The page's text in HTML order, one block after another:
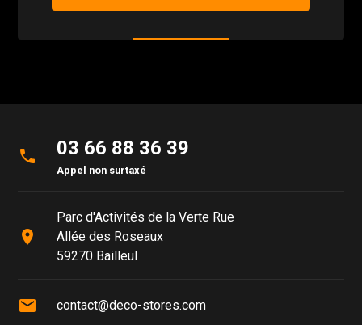
phone 03 66 88 36 39
Appel non surtaxé
place
Parc d'Activités de la Verte Rue
Allée des Roseaux
59270 Bailleul
mail contact@deco-stores.com